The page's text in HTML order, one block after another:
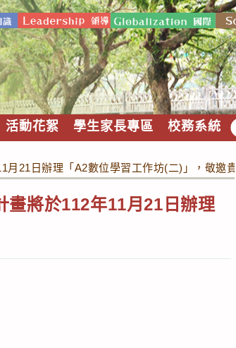
活動花絮 學生家長專區 校務系統
21日辦理「A2數位學習工作坊(二)」，敬邀
畫將於112年11月21日辦理